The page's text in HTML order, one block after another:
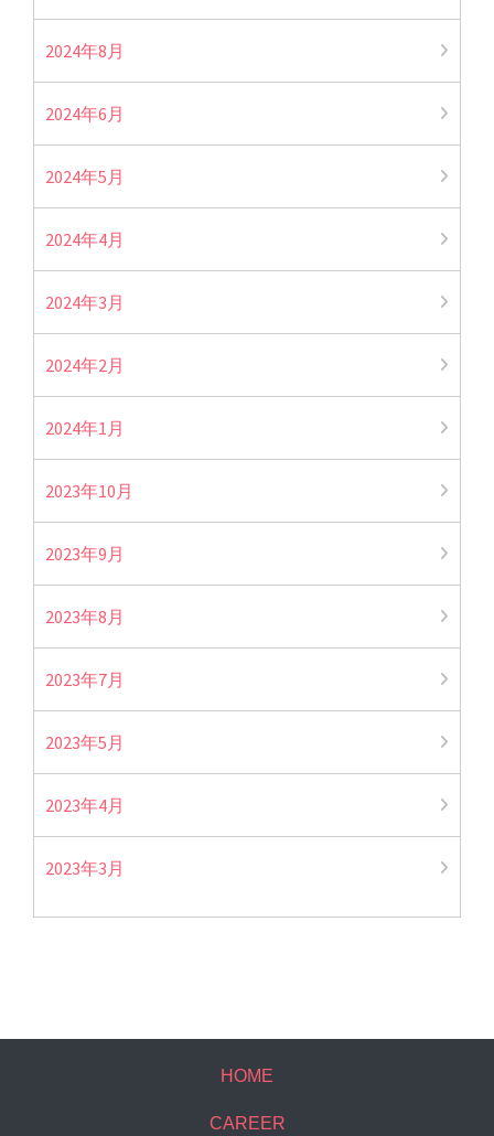
2024年8月
2024年6月
2024年5月
2024年4月
2024年3月
2024年2月
2024年1月
2023年10月
2023年9月
2023年8月
2023年7月
2023年5月
2023年4月
2023年3月
HOME
CAREER